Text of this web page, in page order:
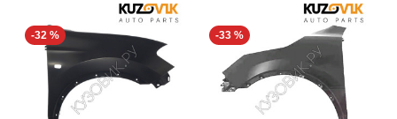
-32 % -33 %